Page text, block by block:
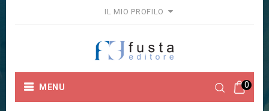
IL MIO PROFILO
0
MENU